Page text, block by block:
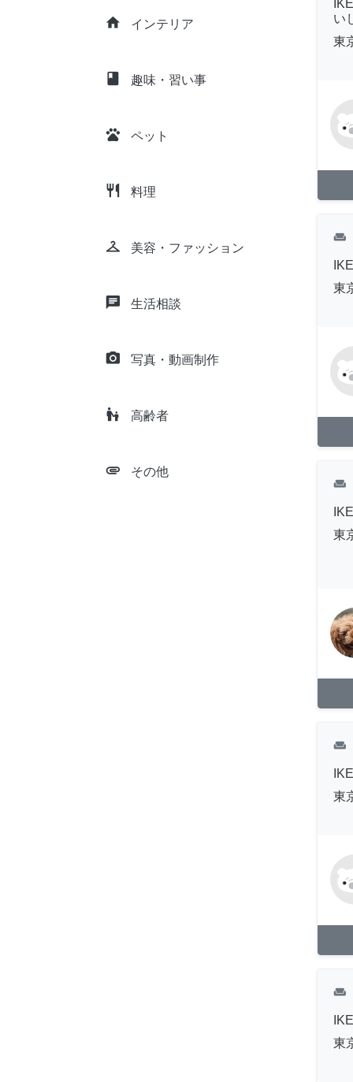
home インテリア
class 趣味・習い事
pets ペット
restaurant 料理
checkroom 美容・ファッション
chat 生活相談
camera_alt 写真・動画制作
escalator_warning 高齢者
attachment その他
い
東
weekend
東
weekend
東
weekend
東
weekend
東